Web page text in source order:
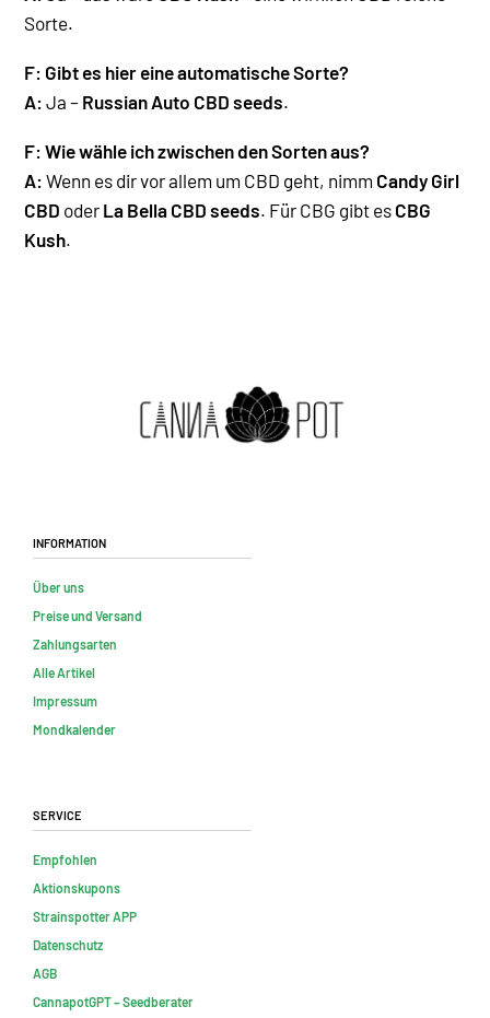
Sorte.
F: Gibt es hier eine automatische Sorte?
A: Ja – Russian Auto CBD seeds.
F: Wie wähle ich zwischen den Sorten aus?
A: Wenn es dir vor allem um CBD geht, nimm Candy Girl
CBD oder La Bella CBD seeds. Für CBG gibt es CBG
Kush.
Information
Über uns
Preise und Versand
Zahlungsarten
Alle Artikel
Impressum
Mondkalender
Service
Empfohlen
Aktionskupons
Strainspotter APP
Datenschutz
AGB
CannapotGPT – Seedberater